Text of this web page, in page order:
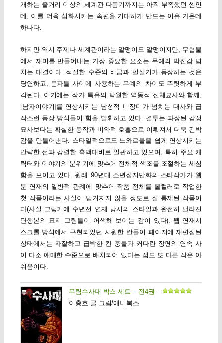
개하는 줄거리 이상의 세계관 다듬기까지는 아직 부족했던 셈인
데, 이를 더욱 심화시키는 속편을 기대하게 만드는 이유 가운데
하나다.
하지만 역시 주제나 세계관이라는 알맹이도 알맹이지만, 무협물
에서 재미를 만들어내는 가장 중요한 요소는 무예의 박진감 넘
치는 대결이다. 적절한 수준의 비급과 필살기가 등장하는 것은
당연하고, 문파들 사이에 사용하는 무예의 차이도 뚜렷하게 부
각된다. 여기에는 작가 특유의 탁월한 역동적 신체묘사와 함께,
[남자이야기]를 연상시키는 남성적 비장미가 넘치는 대사와 급
작스런 등장 방식들이 힘을 발휘하고 있다. 결투는 과장된 감정
묘사보다는 확실한 동작과 비약적 호흡으로 이뤄져서 더욱 긴박
감을 만들어낸다. 스타일적으로도 느와르물을 쉽게 연상시키는
간략한 선과 강렬한 흑백대비로 일관하고 있으며, 특히 주요 캐
릭터와 이야기의 분위기에 맞추어 전체적 색조를 조절하는 세심
함을 보이고 있다. 원래 90년대 소년잡지만화의 스타작가가 웹
툰 연재의 일반적 관례에 맞추어 작품 전체를 올컬러로 작업한
첫 작품이라는 사실이 믿겨지지 않을 정도로 잘 통제된 작품이
다(사실 그렇기에 수년전 연재 당시의 스타일과 완전히 달라진
단행본의 표지 그림들이 어색해 보이는 감이 있다). 웹 연재시
스크롤 방식에서 구현되었던 시원한 칸들이 페이지에 재편집된
상태에서는 자잘하고 급박한 칸 충돌과 커다란 장면의 연속 사
이 다소 애매한 수준으로 배치되어 있다는 점도 또 다른 작은 아
쉬움이다.
무림수사대 박스 세트 – 전4권 –
이충호 글 그림/애니북스